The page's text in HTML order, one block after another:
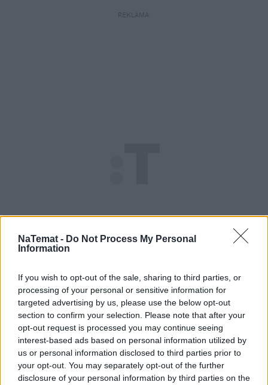
NaTemat - Do Not Process My Personal
Information
If you wish to opt-out of the sale, sharing to third parties, or
processing of your personal or sensitive information for
targeted advertising by us, please use the below opt-out
section to confirm your selection. Please note that after your
opt-out request is processed you may continue seeing
interest-based ads based on personal information utilized by
us or personal information disclosed to third parties prior to
your opt-out. You may separately opt-out of the further
disclosure of your personal information by third parties on the
REKLAMA
źródło: "Super Express"
Nie przegap żadnej ważnej wiadomości i
obserwuj nas w Google News!